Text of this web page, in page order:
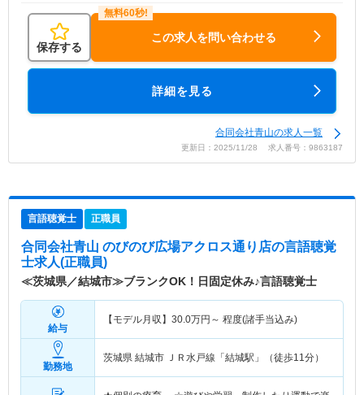
保存する
この求人を問い合わせる
詳細を見る
合同会社青山の求人一覧
更新日：2025/11/28 求人番号：9863187
言語聴覚士 正職員
合同会社青山 のびのび広場アクロス通り店の言語聴覚
士求人(正職員)
≪茨城県／結城市≫ブランクOK！日固定休み♪言語聴覚士
給与
【モデル月収】 30.0万円～ 程度(諸手当込み)
勤務地
茨城県 結城市 ＪＲ水戸線「結城駅」（徒歩11分）